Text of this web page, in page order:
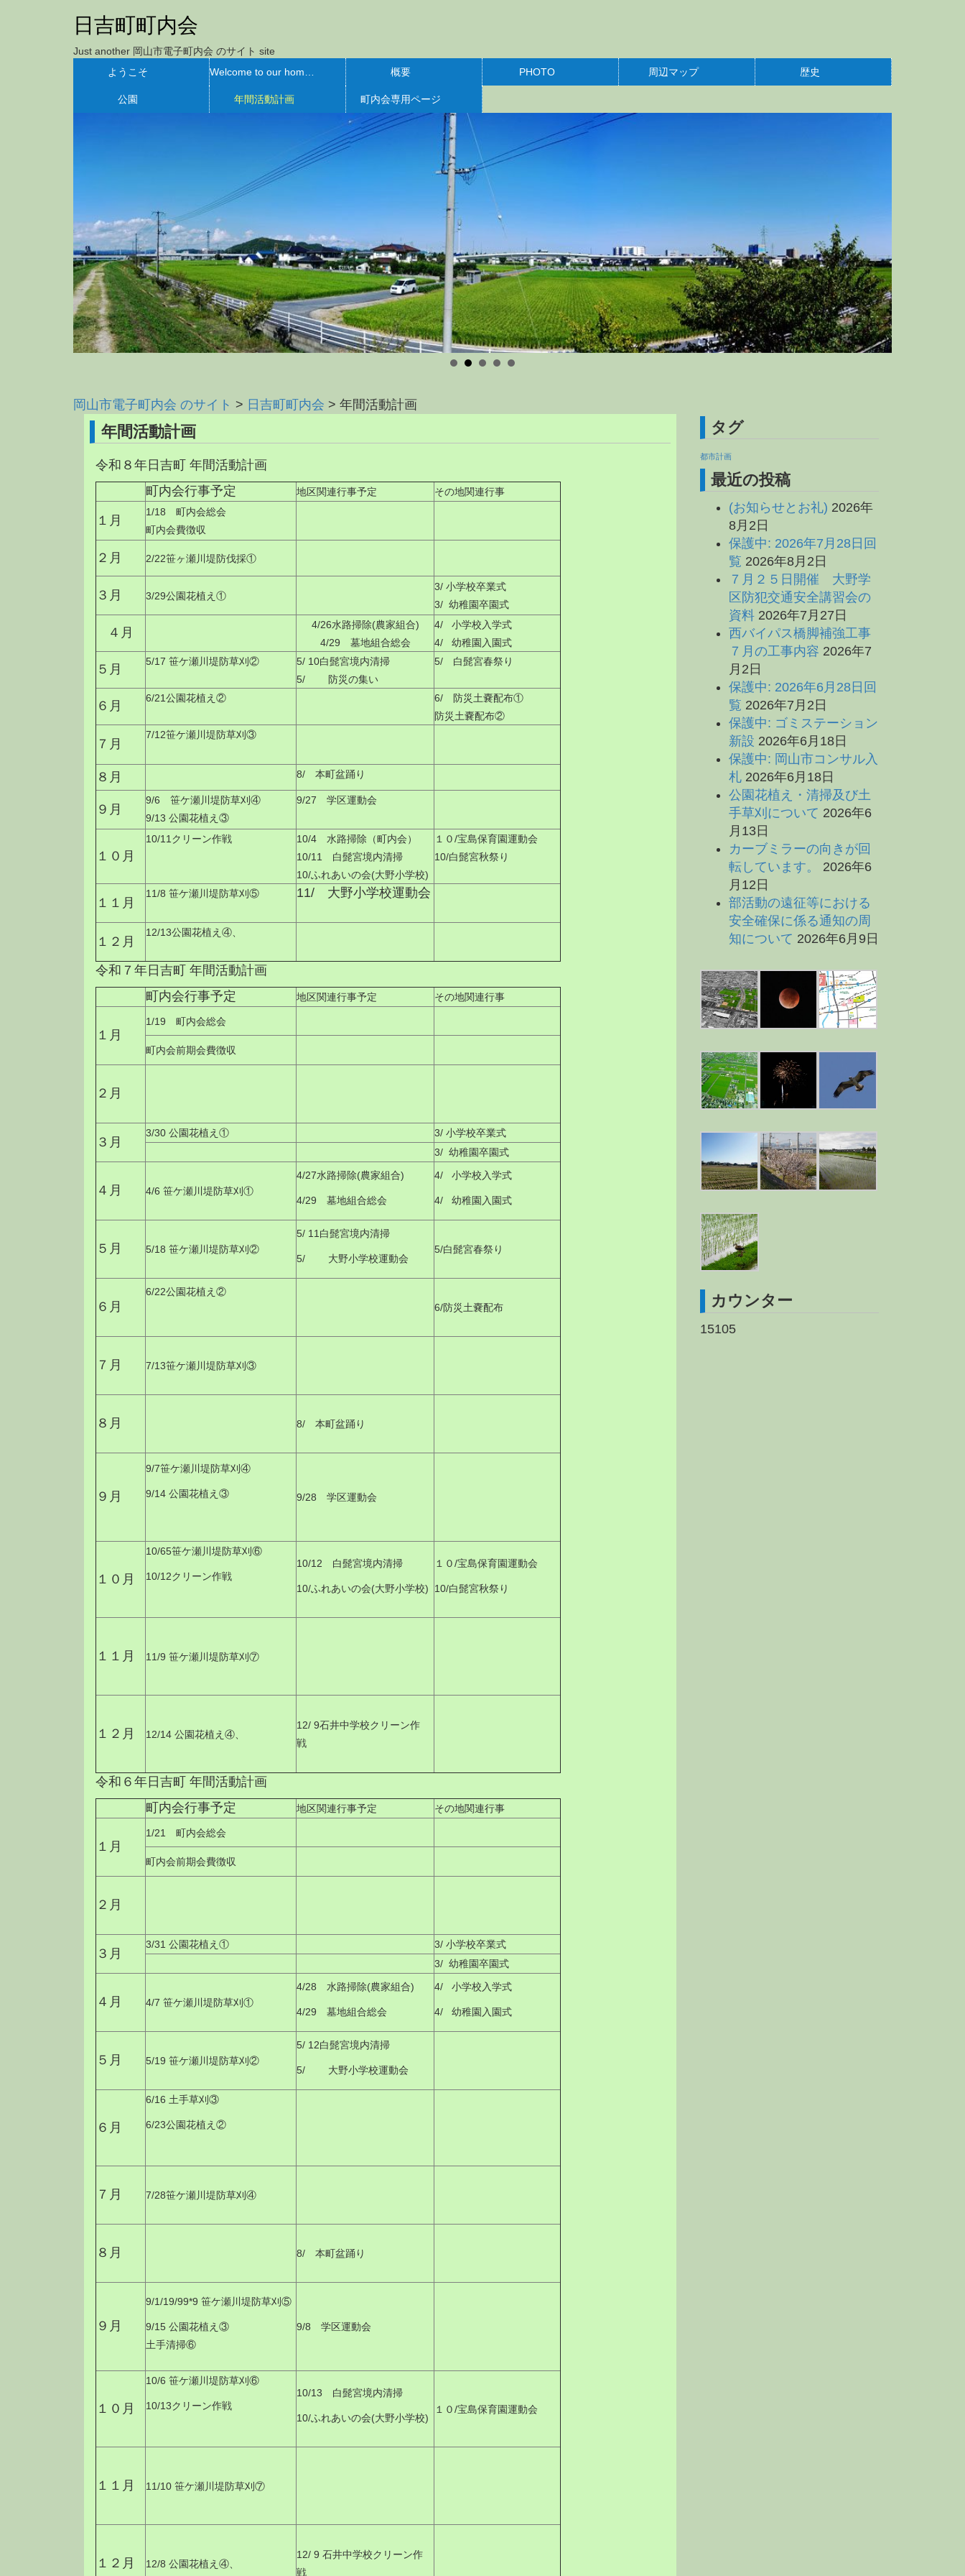
日吉町町内会
Just another 岡山市電子町内会 のサイト site
ようこそ
概要 PHOTO 周辺マップ 歴史
公園 年間活動計画 町内会専用ページ
岡山市電子町内会 のサイト > 日吉町町内会 > 年間活動計画
年間活動計画
令和８年日吉町 年間活動計画
町内会行事予定
地区関連行事予定 その地関連行事
１月
1/18 町内会総会
町内会費徴収
２月 2/22笹ヶ瀬川堤防伐採①
３月 3/29公園花植え①
3/ 小学校卒業式
3/ 幼稚園卒園式
４月
4/26水路掃除(農家組合)
4/29 墓地組合総会
4/ 小学校入学式
4/ 幼稚園入園式
５月
5/17 笹ケ瀬川堤防草刈②
5/ 10白髭宮境内清掃
5/ 防災の集い
5/ 白髭宮春祭り
６月
6/21公園花植え②
6/ 防災土嚢配布①
防災土嚢配布②
７月
7/12笹ケ瀬川堤防草刈③
８月 8/ 本町盆踊り
９月
9/6 笹ケ瀬川堤防草刈④
9/13 公園花植え③
9/27 学区運動会
１０月
10/11クリーン作戦
10/4 水路掃除（町内会）
10/11 白髭宮境内清掃
10/ふれあいの会(大野小学校)
１０/宝島保育園運動会
10/白髭宮秋祭り
１１月
11/8 笹ケ瀬川堤防草刈⑤ 11/ 大野小学校運動会
１２月
12/13公園花植え④、
令和７年日吉町 年間活動計画
町内会行事予定
地区関連行事予定 その地関連行事
１月
1/19 町内会総会
町内会前期会費徴収
２月
３月
3/30 公園花植え①
3/ 小学校卒業式
3/ 幼稚園卒園式
４月 4/6 笹ケ瀬川堤防草刈①
4/27水路掃除(農家組合)
4/29 墓地組合総会
4/ 小学校入学式
4/ 幼稚園入園式
５月 5/18 笹ケ瀬川堤防草刈②
5/ 11白髭宮境内清掃
5/ 大野小学校運動会
5/白髭宮春祭り
６月
6/22公園花植え②
6/防災土嚢配布
７月 7/13笹ケ瀬川堤防草刈③
８月 8/ 本町盆踊り
９月
9/7笹ケ瀬川堤防草刈④
9/14 公園花植え③ 9/28 学区運動会
１０月
10/65笹ケ瀬川堤防草刈⑥
10/12クリーン作戦
10/12 白髭宮境内清掃
10/ふれあいの会(大野小学校)
１０/宝島保育園運動会
10/白髭宮秋祭り
１１月 11/9 笹ケ瀬川堤防草刈⑦
１２月 12/14 公園花植え④、
12/ 9石井中学校クリーン作
戦
令和６年日吉町 年間活動計画
町内会行事予定
地区関連行事予定 その地関連行事
１月
1/21 町内会総会
町内会前期会費徴収
２月
３月
3/31 公園花植え①
3/ 小学校卒業式
3/ 幼稚園卒園式
４月 4/7 笹ケ瀬川堤防草刈①
4/28 水路掃除(農家組合)
4/29 墓地組合総会
4/ 小学校入学式
4/ 幼稚園入園式
５月 5/19 笹ケ瀬川堤防草刈②
5/ 12白髭宮境内清掃
5/ 大野小学校運動会
６月
6/16 土手草刈③
6/23公園花植え②
７月 7/28笹ケ瀬川堤防草刈④
８月 8/ 本町盆踊り
９月
9/1/19/99*9 笹ケ瀬川堤防草刈⑤
9/15 公園花植え③
土手清掃⑥
9/8 学区運動会
１０月
10/6 笹ケ瀬川堤防草刈⑥
10/13クリーン作戦
10/13 白髭宮境内清掃
10/ふれあいの会(大野小学校)
１０/宝島保育園運動会
１１月 11/10 笹ケ瀬川堤防草刈⑦
１２月 12/8 公園花植え④、
12/ 9 石井中学校クリーン作
戦
タグ
都市計画
最近の投稿
(お知らせとお礼) 2026年
8月2日
保護中: 2026年7月28日回
覧 2026年8月2日
７月２５日開催 大野学
区防犯交通安全講習会の
資料 2026年7月27日
西バイパス橋脚補強工事
７月の工事内容 2026年7
月2日
保護中: 2026年6月28日回
覧 2026年7月2日
保護中: ゴミステーション
新設 2026年6月18日
保護中: 岡山市コンサル入
札 2026年6月18日
公園花植え・清掃及び土
手草刈について 2026年6
月13日
カーブミラーの向きが回
転しています。
2026年6
月12日
部活動の遠征等における
安全確保に係る通知の周
知について 2026年6月9日
カウンター
15105